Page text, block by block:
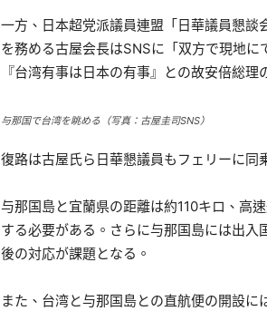
一方、日本超党派議員連盟「日華議員懇
を務める古屋会長はSNSに「双方で現地
『台湾有事は日本の有事』との故安倍総理
与那国で台湾を眺める（写真：古屋圭司SNS）
復路は古屋氏ら日華懇議員もフェリーに同
与那国島と宜蘭県の距離は約110キロ、高
する必要がある。さらに与那国島には出
後の対応が課題となる。
また、台湾と与那国島との直航便の開設